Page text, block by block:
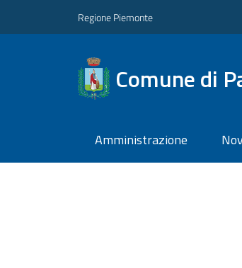
Regione Piemonte
Comune di
Amministrazione